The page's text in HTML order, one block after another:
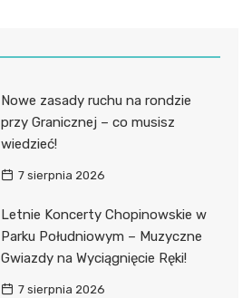
Nowe zasady ruchu na rondzie
przy Granicznej – co musisz
wiedzieć!
7 sierpnia 2026
Letnie Koncerty Chopinowskie w
Parku Południowym – Muzyczne
Gwiazdy na Wyciągnięcie Ręki!
7 sierpnia 2026